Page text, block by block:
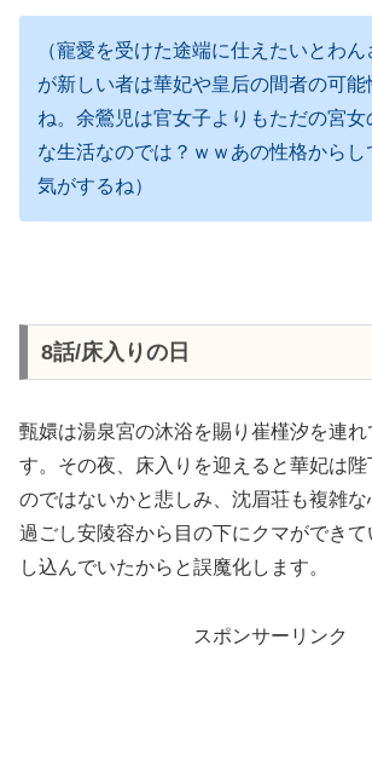
（寵愛を受けた途端に仕えたいとわ
が新しい者は華妃や皇后の間者の可能
ね。余鶯児は官女子よりもただの宮女
な生活なのでは？ｗｗあの性格からし
気がするね）
8話/床入りの日
甄嬛は湯泉宮の沐浴を賜り崔槿汐を連れ
す。その夜、床入りを迎えると華妃は
のではないかと悲しみ、沈眉荘も複雑
過ごし安陵容から目の下にクマができ
し込んでいたからと誤魔化します。
スポンサーリンク